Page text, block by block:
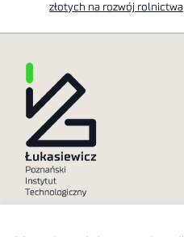
złotych na rozwój rolnictwa